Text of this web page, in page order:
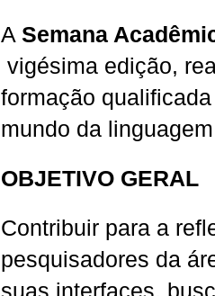
A Semana
vigésima edição,
formação
mundo da
OBJETIVO GERAL
Contribuir para a
pesquisadores da
suas interfaces,